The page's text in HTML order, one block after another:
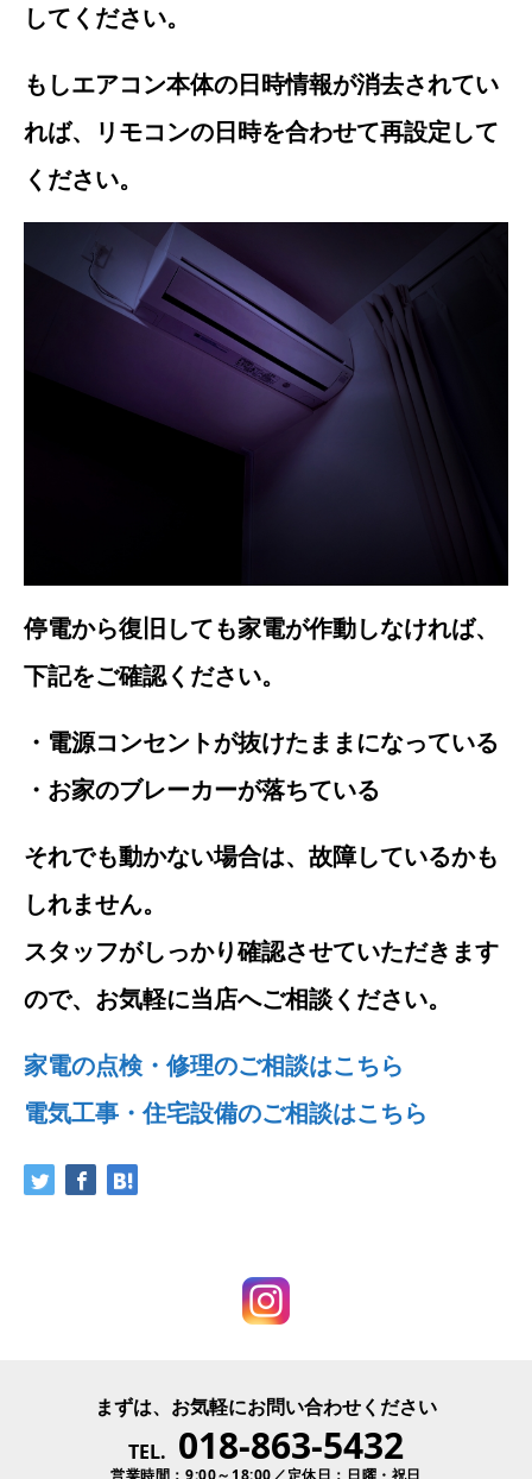
してください。
もしエアコン本体の日時情報が消去されてい
れば、リモコンの日時を合わせて再設定して
ください。
停電から復旧しても家電が作動しなければ、
下記をご確認ください。
・電源コンセントが抜けたままになっている
・お家のブレーカーが落ちている
それでも動かない場合は、故障しているかも
しれません。
スタッフがしっかり確認させていただきます
ので、お気軽に当店へご相談ください。
家電の点検・修理のご相談はこちら
電気工事・住宅設備のご相談はこちら
まずは、お気軽にお問い合わせください
TEL. 018-863-5432